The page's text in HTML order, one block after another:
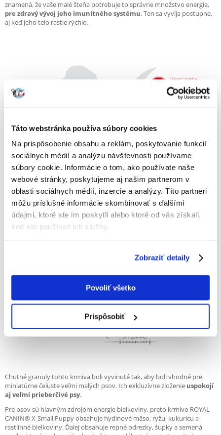
Táto webstránka používa súbory cookies
Na prispôsobenie obsahu a reklám, poskytovanie funkcií
sociálnych médií a analýzu návštevnosti používame
súbory cookie. Informácie o tom, ako používate naše
webové stránky, poskytujeme aj našim partnerom v
oblasti sociálnych médií, inzercie a analýzy. Títo partneri
môžu príslušné informácie skombinovať s ďalšími
údajmi, ktoré ste im poskytli alebo ktoré od vás získali,
keď ste používali ich služby.
Zobraziť detaily
Povoliť všetko
Prispôsobiť
znamená, že vaše malé šteňa potrebuje to správne množstvo energie,
pre zdravý vývoj jeho imunitného systému. Ten sa vyvíja postupne,
aj keď jeho telo rastie rýchlo.
Zloženie krmiva ROYAL CANIN® X-Small Puppy je vytvorené tak, aby
uspokojilo všetky potreby vášho malého šteňaťa. Obsahujevyvážený
obsah vlákniny, ktorý zlepšuje priechod čriev a kvalitu stolice.
Uspokojuje energetické potreby psov veľmi malých plemien v priebehu
ich rastu. Šteňatá sú zraniteľnejšie ako dospelé psy. Aby vaše rastúce
šteňa dostalo správny štart do života, musí dostať krmivo, ktoré je
na mieru jeho potrebám. Krmivo obsahuje špeciálne zvolený
komplex antioxidantov, ktorý podporuje imunitný systém
šteňaťa. Medzi tieto antioxidanty patrí aj vitamín E, ktorý
Chutné granuly tohto krmiva boli vyvinuté tak, aby boli vhodné pre
miniatúrne čeľuste veľmi malých psov. Ich exkluzívne zloženie uspokojí
aj veľmi prieberčivé psy.
Pre psov sú hlavným zdrojom energie bielkoviny, preto krmivo ROYAL
CANIN® X-Small Puppy obsahuje hydinové mäso, ryžu, kukuricu a
rastlinné bielkoviny. Ďalej obsahuje repné odrezky, šupky a semená